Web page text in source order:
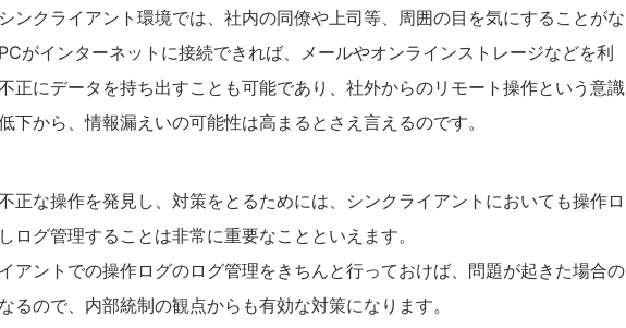
ンクライアント環境では、社内の同僚や上司等、周囲の目を気にすることがな
がインターネットに接続できれば、メールやオンラインストレージなどを利
正にデータを持ち出すことも可能であり、社外からのリモート操作という意識
下から、情報漏えいの可能性は高まるとさえ言えるのです。
正な操作を発見し、対策をとるためには、シンクライアントにおいても操作ロ
ログ管理することは非常に重要なことといえます。
アントでの操作ログのログ管理をきちんと行っておけば、問題が起きた場合の
るので、内部統制の観点からも有効な対策になります。